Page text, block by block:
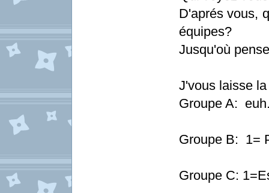
D'aprés vous,
équipes?
Jusqu'où
J'vous laisse
Groupe A:
Groupe B: 1=
Groupe C: